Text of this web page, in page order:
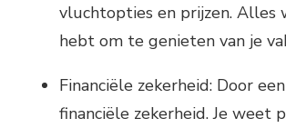
vluchtopties en prijzen.
hebt om te genieten van je
Financiële zekerheid: Door
financiële zekerheid. Je weet